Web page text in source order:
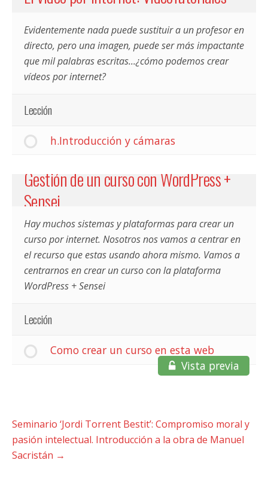
Evidentemente nada puede sustituir a un profesor en
directo, pero una imagen, puede ser más impactante
que mil palabras escritas...¿cómo podemos crear
vídeos por internet?
Lección
h.Introducción y cámaras
Gestión de un curso con WordPress +
Sensei
Hay muchos sistemas y plataformas para crear un
curso por internet. Nosotros nos vamos a centrar en
el recurso que estas usando ahora mismo. Vamos a
centrarnos en crear un curso con la plataforma
WordPress + Sensei
Lección
Como crear un curso en esta web
Vista previa
Seminario ‘Jordi Torrent Bestit’: Compromiso moral y
pasión intelectual. Introducción a la obra de Manuel
Sacristán